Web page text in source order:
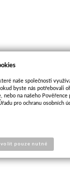
naše společnosti
byste nás potřebovali
nebo na našeho
pro ochranu osobních
pouze nutné